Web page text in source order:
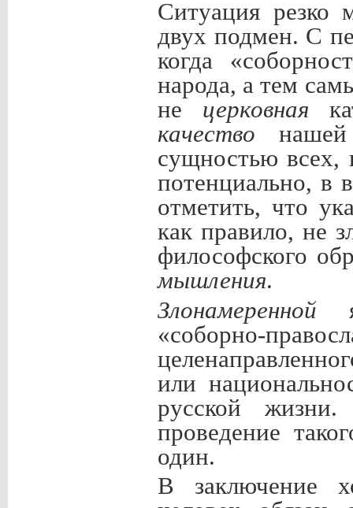
Ситуация резко
двух подмен. С
когда
народа, а тем
не церковная
качество нашей
сущностью всех,
потенциально, в
отметить, что
как правило, не
философского
мышления.
Злонамеренной
«соборно-
или
русской
проведение
один.
В заключение